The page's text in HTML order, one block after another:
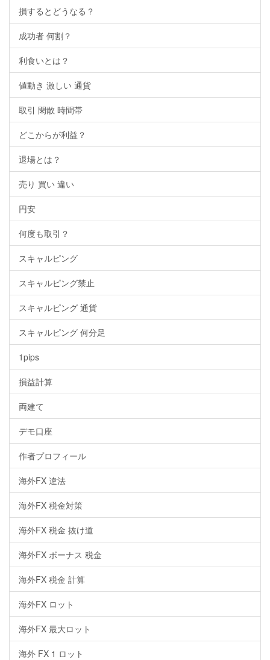
損するとどうなる？
成功者 何割？
利食いとは？
値動き 激しい 通貨
取引 閑散 時間帯
どこからが利益？
退場とは？
売り 買い 違い
円安
何度も取引？
スキャルピング
スキャルピング禁止
スキャルピング 通貨
スキャルピング 何分足
1pips
損益計算
両建て
デモ口座
作者プロフィール
海外FX 違法
海外FX 税金対策
海外FX 税金 抜け道
海外FX ボーナス 税金
海外FX 税金 計算
海外FX ロット
海外FX 最大ロット
海外 FX 1 ロット